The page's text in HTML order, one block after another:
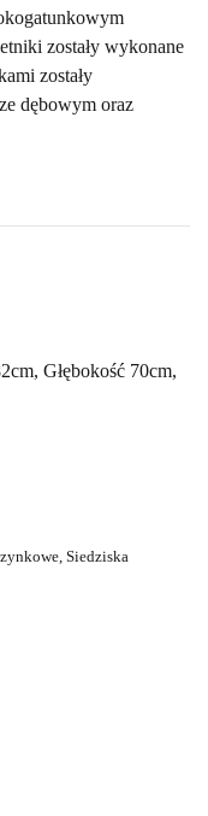
zostały wykonane
zostały
dębowym oraz
Głębokość 70cm,
, Siedziska